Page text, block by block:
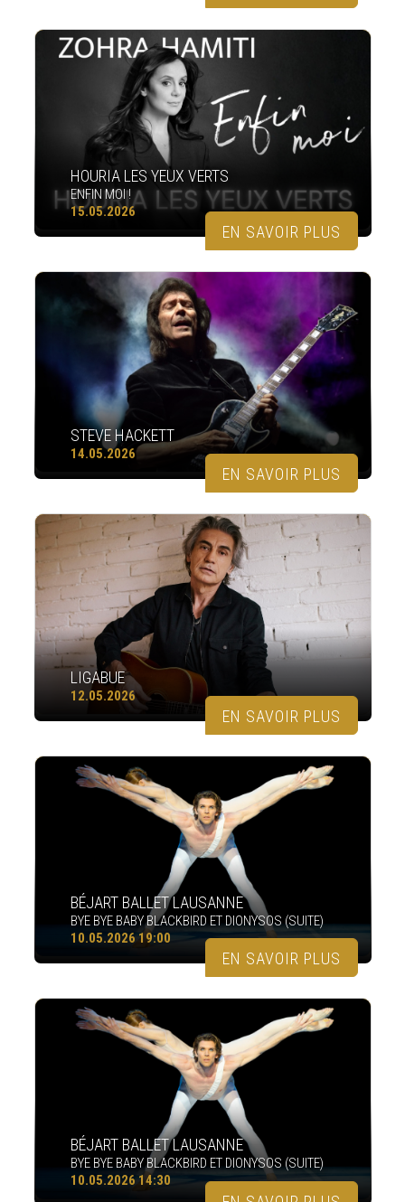
HOURIA LES YEUX VERTS
ENFIN MOI !
15.05.2026
EN SAVOIR PLUS
STEVE HACKETT
14.05.2026
EN SAVOIR PLUS
LIGABUE
12.05.2026
EN SAVOIR PLUS
BÉJART BALLET LAUSANNE
BYE BYE BABY BLACKBIRD ET DIONYSOS (SUITE)
10.05.2026 19:00
EN SAVOIR PLUS
BÉJART BALLET LAUSANNE
BYE BYE BABY BLACKBIRD ET DIONYSOS (SUITE)
10.05.2026 14:30